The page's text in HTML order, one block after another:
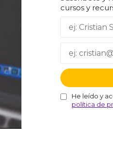
cursos y
He leído y
política de